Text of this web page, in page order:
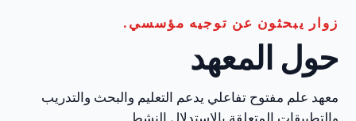
زوار يبحثون عن توجيه مؤسسي.
حول المعهد
معهد علم مفتوح تفاعلي يدعم التعليم والبحث والتدريب
والتطبيقات المتعلقة بالاستدلال النشط.